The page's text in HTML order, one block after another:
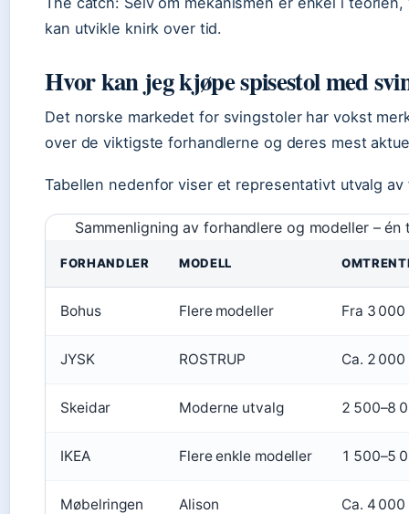
kan utvikle knirk over tid.
Hvor kan jeg kjøpe spisestol med
Det norske markedet for svingstoler har vokst
over de viktigste forhandlerne og deres mest
Tabellen nedenfor viser et representativt utvalg
Sammenligning av forhandlere og modeller –
FORHANDLER MODELL
Bohus Flere modeller Fra 3 000
JYSK ROSTRUP Ca. 2 000
Skeidar Moderne utvalg 2 500–8
IKEA Flere enkle modeller 1 500–5
Møbelringen Alison Ca. 4 000